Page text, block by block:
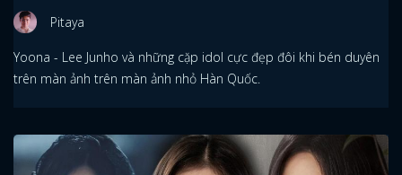
Pitaya
Yoona - Lee Junho và những cặp idol cực đẹp đôi khi bén duyên
trên màn ảnh trên màn ảnh nhỏ Hàn Quốc.